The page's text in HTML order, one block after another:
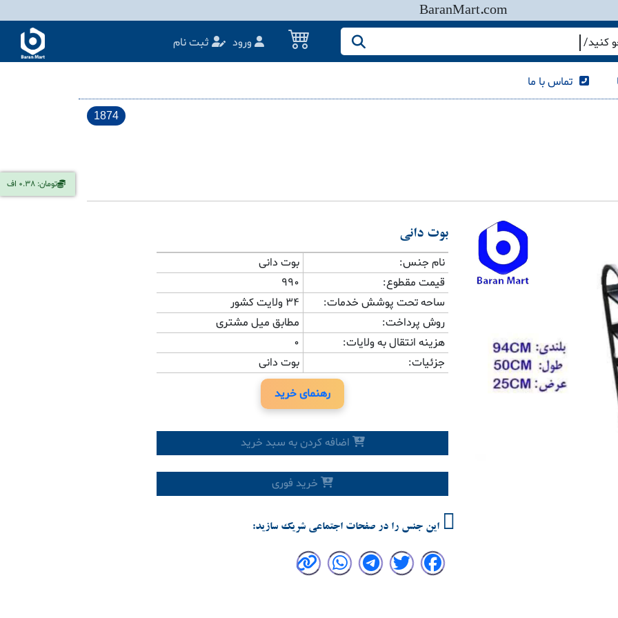
BaranMart.com
همه چیز در باران مارت ورود ثبت نام
تماس با ما
تومان: 0.38 اف
1874
Previous
بوت دانی
نام جنس:
بوت دانی
قیمت مقطوع:
990
ساحه تحت پوشش خدمات:
34 ولایت کشور
روش پرداخت:
مطابق میل مشتری
هزینه انتقال به ولایات:
0
جزئیات:
بوت دانی
رهنمای خرید
اضافه کردن به سبد خرید
خرید فوری
این جنس را در صفحات اجتماعی شریک سازید: